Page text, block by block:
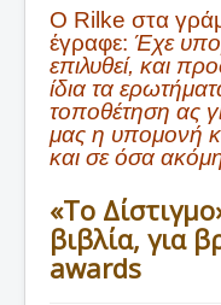
O Rilke στα
έγραφε: Έχε
επιλυθεί, και
ίδια τα
τοποθέτηση ας
μας η υπομονή
και σε όσα
«Tο
βιβλία, για
awards